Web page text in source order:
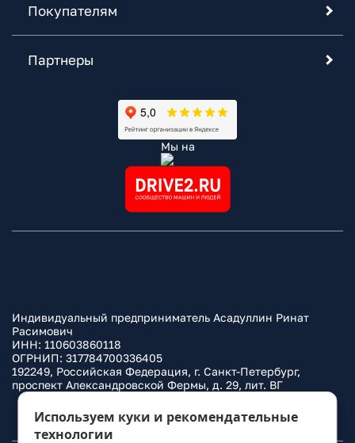
Покупателям
Партнеры
Мы на
Индивидуальный предприниматель Асадуллин Ринат
Расимович
ИНН: 110603860118
ОГРНИП: 317784700336405
192249, Российская Федерация, г. Санкт-Петербург,
проспект Александровской Фермы, д. 29, лит. ВГ
Политика конфиденциальности
Используем куки и рекомендательные
технологии